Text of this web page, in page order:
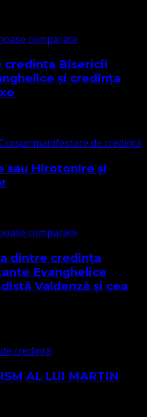
comparate
Bisericii
și credința
manifestare de credință
sau Hirotonire și
comparate
dintre credința
Evanghelice
Valdenză și cea
credință
AL LUI MARTIN